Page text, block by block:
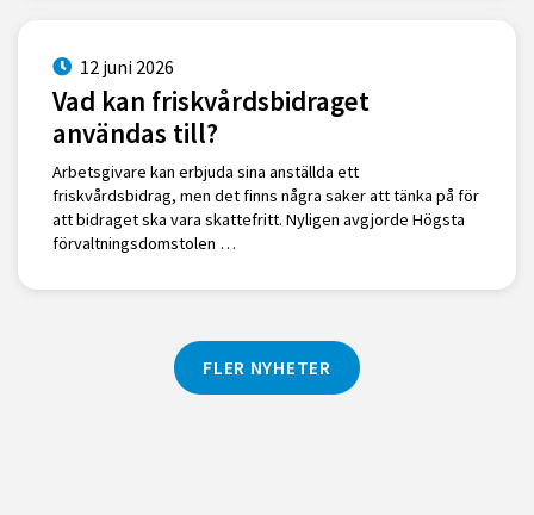
12 juni 2026
Vad kan friskvårdsbidraget
användas till?
Arbetsgivare kan erbjuda sina anställda ett
friskvårdsbidrag, men det finns några saker att tänka på för
att bidraget ska vara skattefritt. Nyligen avgjorde Högsta
förvaltningsdomstolen …
FLER NYHETER